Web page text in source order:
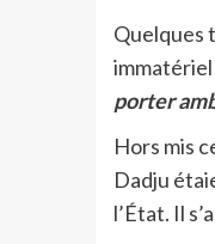
Quelques
immatériel
porter
Hors mis
Dadju
l’État. Il